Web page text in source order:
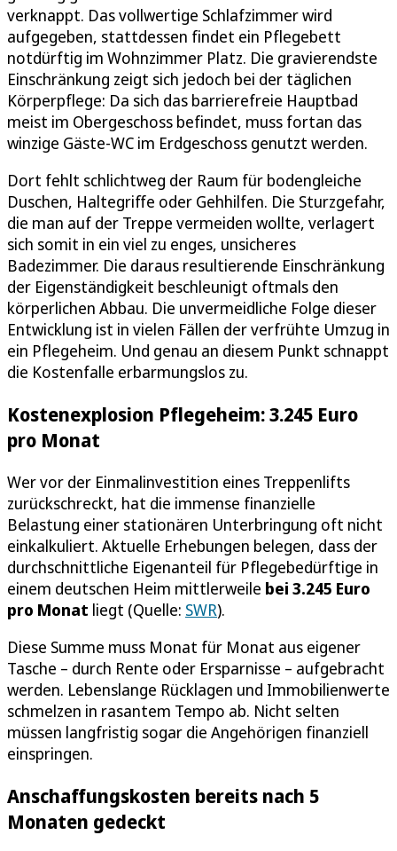
verknappt. Das vollwertige Schlafzimmer wird
aufgegeben, stattdessen findet ein Pflegebett
notdürftig im Wohnzimmer Platz. Die gravierendste
Einschränkung zeigt sich jedoch bei der täglichen
Körperpflege: Da sich das barrierefreie Hauptbad
meist im Obergeschoss befindet, muss fortan das
winzige Gäste-WC im Erdgeschoss genutzt werden.
Dort fehlt schlichtweg der Raum für bodengleiche
Duschen, Haltegriffe oder Gehhilfen. Die Sturzgefahr,
die man auf der Treppe vermeiden wollte, verlagert
sich somit in ein viel zu enges, unsicheres
Badezimmer. Die daraus resultierende Einschränkung
der Eigenständigkeit beschleunigt oftmals den
körperlichen Abbau. Die unvermeidliche Folge dieser
Entwicklung ist in vielen Fällen der verfrühte Umzug in
ein Pflegeheim. Und genau an diesem Punkt schnappt
die Kostenfalle erbarmungslos zu.
Kostenexplosion Pflegeheim: 3.245 Euro
pro Monat
Wer vor der Einmalinvestition eines Treppenlifts
zurückschreckt, hat die immense finanzielle
Belastung einer stationären Unterbringung oft nicht
einkalkuliert. Aktuelle Erhebungen belegen, dass der
durchschnittliche Eigenanteil für Pflegebedürftige in
einem deutschen Heim mittlerweile bei 3.245 Euro
pro Monat liegt (Quelle: SWR).
Diese Summe muss Monat für Monat aus eigener
Tasche – durch Rente oder Ersparnisse – aufgebracht
werden. Lebenslange Rücklagen und Immobilienwerte
schmelzen in rasantem Tempo ab. Nicht selten
müssen langfristig sogar die Angehörigen finanziell
einspringen.
Anschaffungskosten bereits nach 5
Monaten gedeckt